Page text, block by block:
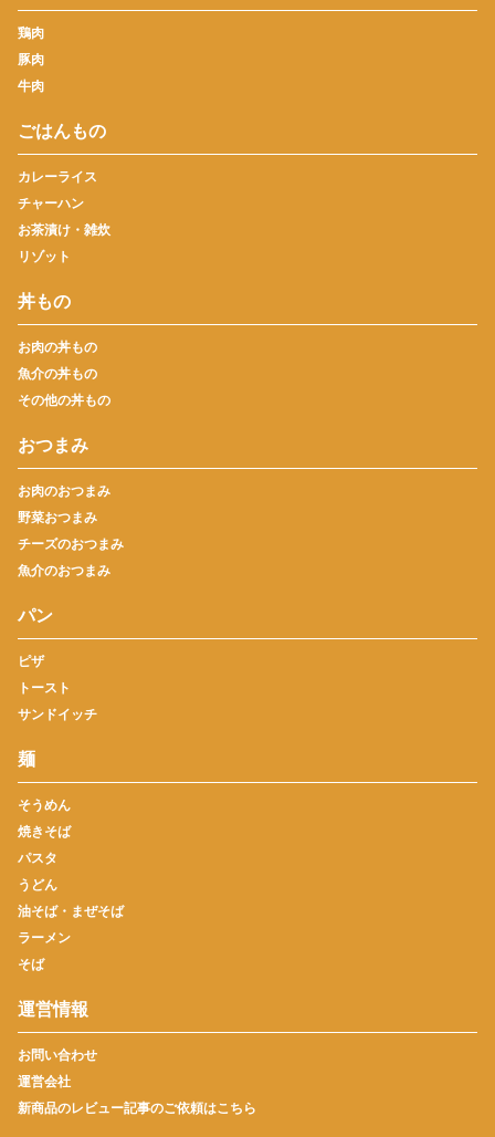
鶏肉
豚肉
牛肉
ごはんもの
カレーライス
チャーハン
お茶漬け・雑炊
リゾット
丼もの
お肉の丼もの
魚介の丼もの
その他の丼もの
おつまみ
お肉のおつまみ
野菜おつまみ
チーズのおつまみ
魚介のおつまみ
パン
ピザ
トースト
サンドイッチ
麺
そうめん
焼きそば
パスタ
うどん
油そば・まぜそば
ラーメン
そば
運営情報
お問い合わせ
運営会社
新商品のレビュー記事のご依頼はこちら